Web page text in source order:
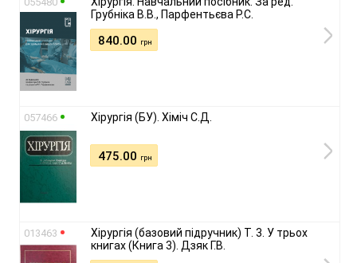
Грубніка В.В., Парфентьєва Р.С.
840.00 грн
057466 Хірургія (БУ). Хіміч С.Д.
475.00 грн
013463
Хірургія (базовий підручник) Т. 3. У трьох
книгах (Книга 3). Дзяк Г.В.